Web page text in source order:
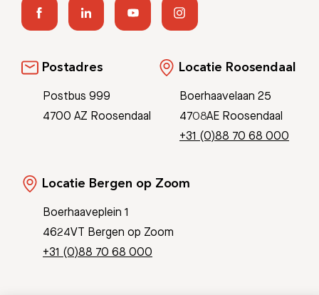
Postadres
Postbus 999
4700 AZ Roosendaal
Locatie Roosendaal
Boerhaavelaan 25
4708AE Roosendaal
+31 (0)88 70 68 000
Locatie Bergen op Zoom
Boerhaaveplein 1
4624VT Bergen op Zoom
+31 (0)88 70 68 000